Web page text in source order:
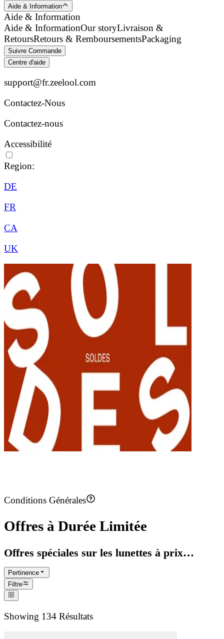
Aide & Information
Aide & Information
Aide & InformationOur storyLivraison &
RetoursRetours & RemboursementsPackaging
Suivre Commande
Centre d'aide
support@fr.zeelool.com
Contactez-Nous​
Contactez-nous
Accessibilité
Region:
DE
FR
CA
UK
Conditions Générales
Offres à Durée Limitée
Offres spéciales sur les lunettes à prix
réduits, offres à durée limitée
Pertinence
Filtre
Showing 134 Résultats